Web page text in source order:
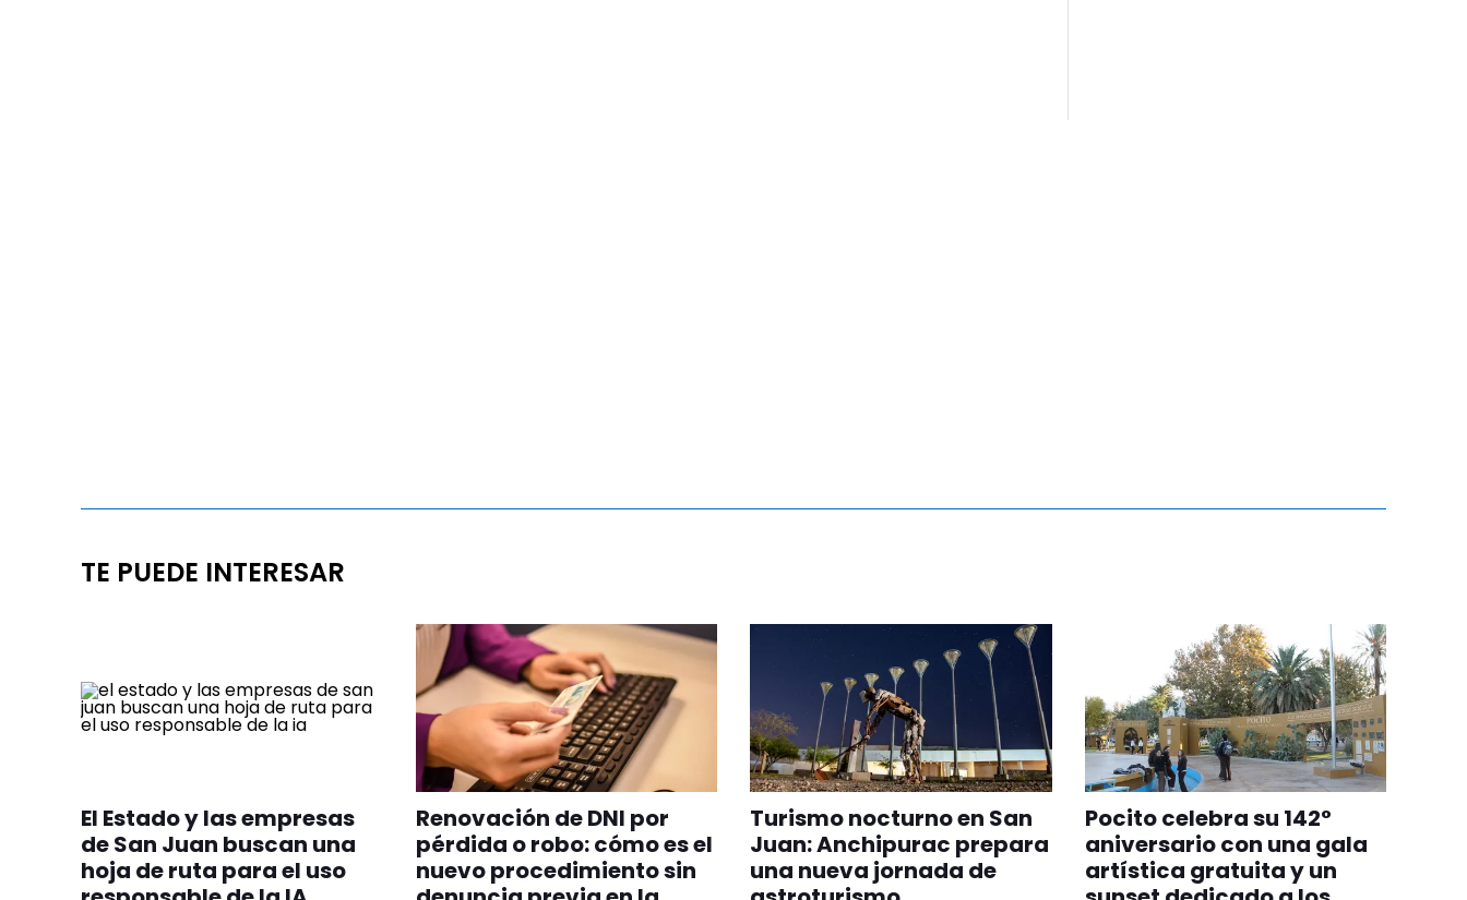
TE PUEDE INTERESAR
El Estado y las empresas
de San Juan buscan una
hoja de ruta para el uso
Renovación de DNI por
pérdida o robo: cómo es el
nuevo procedimiento sin
Turismo nocturno en San
Juan: Anchipurac prepara
una nueva jornada de
Pocito celebra su 142°
aniversario con una gala
artística gratuita y un